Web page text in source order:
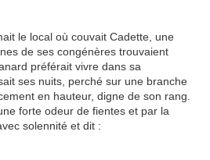
le local où couvait Cadette, une
de ses congénères trouvaient
préférait vivre dans sa
ses nuits, perché sur une branche
en hauteur, digne de son rang.
forte odeur de fientes et par la
solennité et dit :